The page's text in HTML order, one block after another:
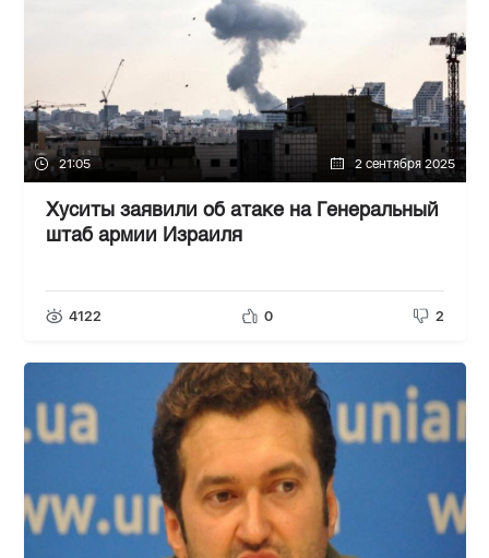
21:05 2 сентября 2025
Хуситы заявили об атаке на Генеральный
штаб армии Израиля
4122 0 2